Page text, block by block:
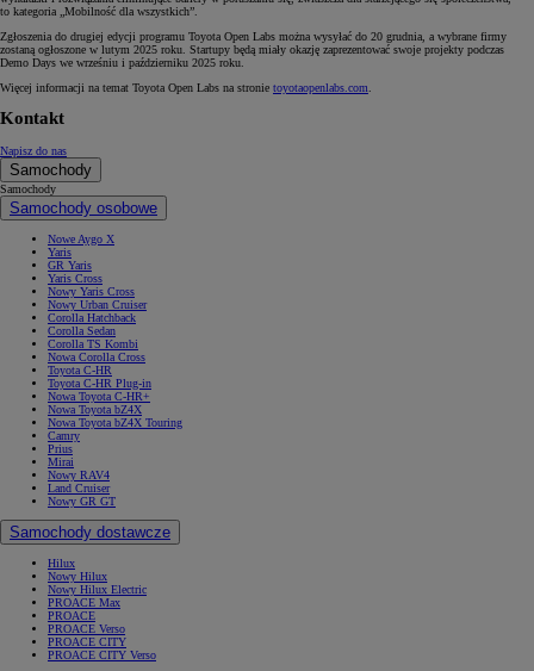
to kategoria „Mobilność dla wszystkich”.
Zgłoszenia do drugiej edycji programu Toyota Open Labs można wysyłać do 20 grudnia, a wybrane firmy
zostaną ogłoszone w lutym 2025 roku. Startupy będą miały okazję zaprezentować swoje projekty podczas
Demo Days we wrześniu i październiku 2025 roku.
Więcej informacji na temat Toyota Open Labs na stronie toyotaopenlabs.com
Kontakt
Napisz do nas
Samochody
Samochody
Samochody osobowe
Nowe Aygo X
Yaris
GR Yaris
Yaris Cross
Nowy Yaris Cross
Nowy Urban Cruiser
Corolla Hatchback
Corolla Sedan
Corolla TS Kombi
Nowa Corolla Cross
Toyota C-HR
Toyota C-HR Plug-in
Nowa Toyota C-HR+
Nowa Toyota bZ4X
Nowa Toyota bZ4X Touring
Camry
Prius
Mirai
Nowy RAV4
Land Cruiser
Nowy GR GT
Samochody dostawcze
Hilux
Nowy Hilux
Nowy Hilux Electric
PROACE Max
PROACE
PROACE Verso
PROACE CITY
PROACE CITY Verso